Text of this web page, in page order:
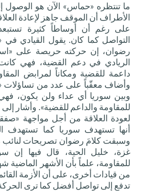
ما تنتظره «حماس» الآن هو الوصول
الأطراف أن الموقف جاهز لإعادة
على رغم أن أوساطاً كثيرة
التواصل كما كان. يقول القيادي
رضوان، إن حركته حريصة على
الريادي في دعم القضية، فهي
داعمة للقضية ومكاناً لمرابض
وأضاف معقّباً على عدد من تساؤلات
وبين سوريا أي عداء ولن يكون،
للمقاومة والداعم للقضية». وأشار
لعودة العلاقة من أجل مواجهة
أنها تستهدف سوريا كما تستهدف
وسبقت كلامَ رضوان تصريحات
غزة، خليل الحية، قال فيها إن
للمقاومة، علماً بأن الأشهر الماضية
من قيادات أخرى، على أن الأزمة
تدفع إلى تواصل أفضل كما ترى